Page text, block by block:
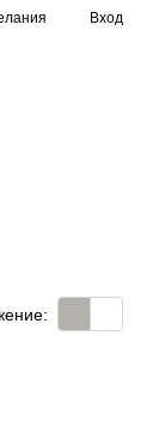
Вход